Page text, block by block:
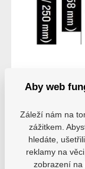
Hodnocení
produkty
produkt
Aby web
Záleží nám na
zážitkem.
hledáte,
reklamy na
zobrazení na